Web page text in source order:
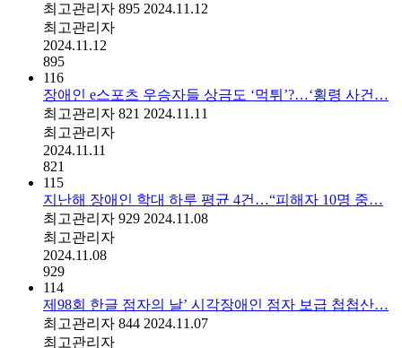
최고관리자 895 2024.11.12
최고관리자
2024.11.12
895
116
장애인 e스포츠 우승자들 상금도 ‘먹튀’?…‘횡령 사건…
최고관리자 821 2024.11.11
최고관리자
2024.11.11
821
115
지난해 장애인 학대 하루 평균 4건…“피해자 10명 중…
최고관리자 929 2024.11.08
최고관리자
2024.11.08
929
114
제98회 한글 점자의 날’ 시각장애인 점자 보급 첩첩산…
최고관리자 844 2024.11.07
최고관리자